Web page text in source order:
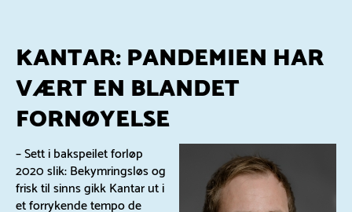
KANTAR: PANDEMIEN HAR
VÆRT EN BLANDET
FORNØYELSE
– Sett i bakspeilet forløp
2020 slik: Bekymringsløs og
frisk til sinns gikk Kantar ut i
et forrykende tempo de